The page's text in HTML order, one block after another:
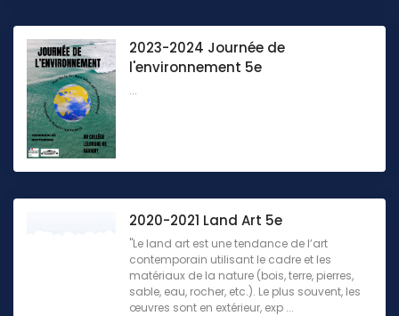
2023-2024 Journée de
l'environnement 5e
...
2020-2021 Land Art 5e
"Le land art est une tendance de l’art
contemporain utilisant le cadre et les
matériaux de la nature (bois, terre, pierres,
sable, eau, rocher, etc.). Le plus souvent, les
œuvres sont en extérieur, exp ...